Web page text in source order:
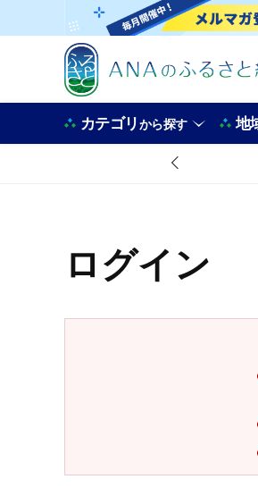
カテゴリから探す 地
ログイン